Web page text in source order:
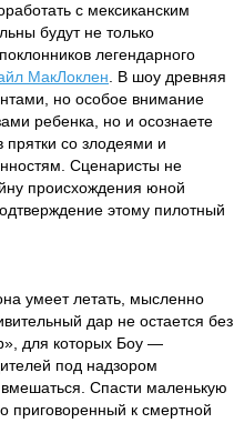
с мексиканским
будут не только
легендарного
МакЛоклен . В шоу древняя
но особое внимание
ребенка, но и осознаете
со злодеями и
Сценаристы не
происхождения юной
этому пилотный
умеет летать, мысленно
дар не остается без
для которых Боу —
под надзором
Спасти маленькую
приговоренный к смертной